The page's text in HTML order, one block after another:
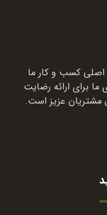
کسب و کار ما
برای ارائه رضایت
عزیز است.